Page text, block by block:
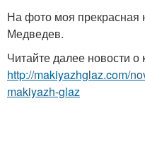
На фото моя прекрасная
Медведев.
Читайте далее новости
http://makiyazhglaz.com/
makiyazh-glaz